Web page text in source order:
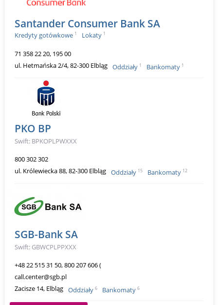
Santander Consumer Bank SA
Kredyty gotówkowe 1 Lokaty 1
71 358 22 20, 195 00
ul. Hetmańska 2/4, 82-300 Elbląg Oddziały 1 Bankomaty 1
PKO BP
Swift: BPKOPLPWXXX
800 302 302
ul. Królewiecka 88, 82-300 Elbląg Oddziały 15 Bankomaty 12
SGB-Bank SA
Swift: GBWCPLPPXXX
+48 22 515 31 50, 800 207 606 (
call.center@sgb.pl
Zacisze 14, Elbląg Oddziały 6 Bankomaty 6